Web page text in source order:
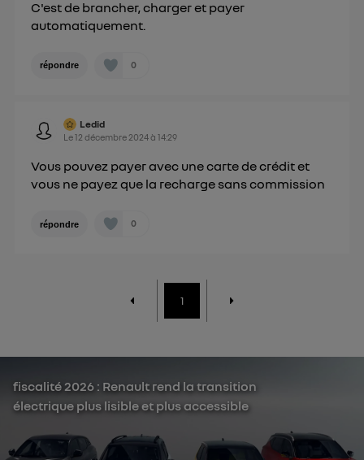
C'est de brancher, charger et payer
automatiquement.
répondre 0
Ledid
Le12 décembre 2024à14:29
Vous pouvez payer avec une carte de crédit et
vous ne payez que la recharge sans commission
répondre 0
1
fiscalité 2026 : Renault rend la transition
électrique plus lisible et plus accessible